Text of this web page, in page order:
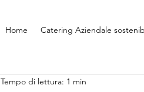
Home Catering Aziendale
Tempo di lettura: 1 min